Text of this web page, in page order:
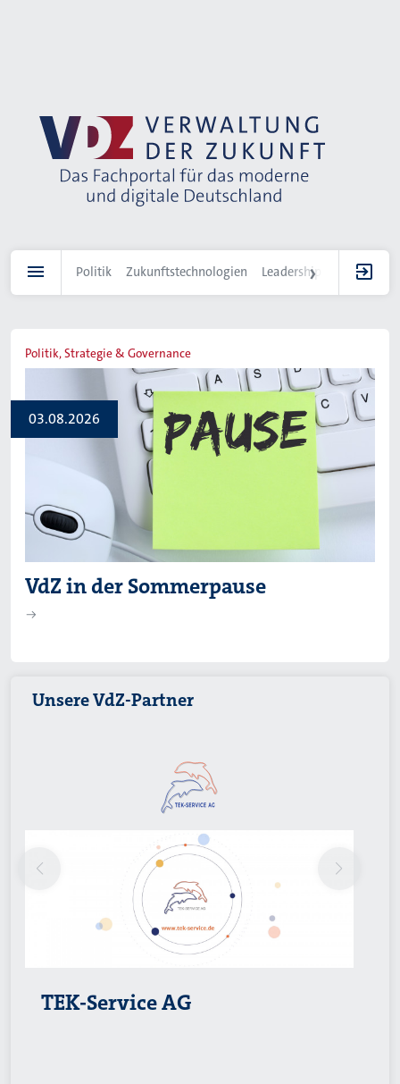
Politik Zukunftstechnologien Leadership IT-
03.08.2026
Politik, Strategie & Governance
VdZ in der Sommerpause
Unsere VdZ-Partner
TEK-Service AG